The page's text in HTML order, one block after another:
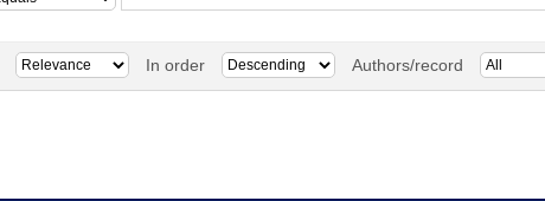
In order Authors/record